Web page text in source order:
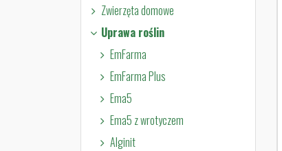
Zwierzęta domowe
Uprawa roślin
EmFarma
EmFarma Plus
Ema5
Ema5 z wrotyczem
Alginit